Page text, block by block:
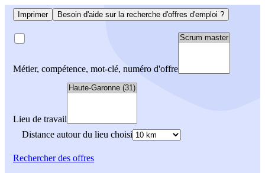
Imprimer Besoin d'aide sur la recherche d'offres d'emploi ?
Métier, compétence, mot-clé, numéro d'offre
Lieu de travail
Distance autour du lieu choisi
Rechercherdes offres